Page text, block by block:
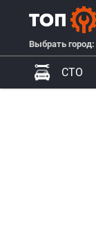
Выбрать город:
СТО